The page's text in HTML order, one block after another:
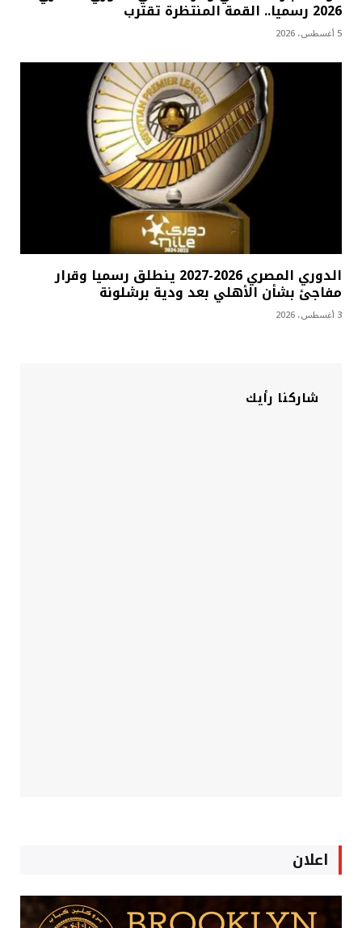
2026 رسميا.. القمة المنتظرة تقترب
5 أغسطس، 2026
الدوري المصري 2026-2027 ينطلق رسميا وقرار
مفاجئ بشأن الأهلي بعد ودية برشلونة
3 أغسطس، 2026
شاركنا رأيك
اعلان